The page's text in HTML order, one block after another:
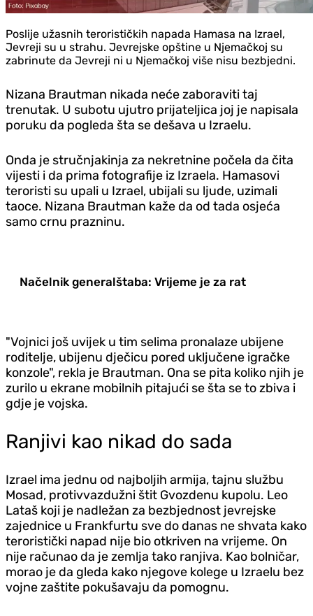
Poslije užasnih terorističkih napada Hamasa na Izrael,
Jevreji su u strahu. Jevrejske opštine u Njemačkoj su
zabrinute da Jevreji ni u Njemačkoj više nisu bezbjedni.
Nizana Brautman nikada neće zaboraviti taj
trenutak. U subotu ujutro prijateljica joj je napisala
poruku da pogleda šta se dešava u Izraelu.
Onda je stručnjakinja za nekretnine počela da čita
vijesti i da prima fotografije iz Izraela. Hamasovi
teroristi su upali u Izrael, ubijali su ljude, uzimali
taoce. Nizana Brautman kaže da od tada osjeća
samo crnu prazninu.
Načelnik generalštaba: Vrijeme je za rat
"Vojnici još uvijek u tim selima pronalaze ubijene
roditelje, ubijenu dječicu pored uključene igračke
konzole", rekla je Brautman. Ona se pita koliko njih je
zurilo u ekrane mobilnih pitajući se šta se to zbiva i
gdje je vojska.
Ranjivi kao nikad do sada
Izrael ima jednu od najboljih armija, tajnu službu
Mosad, protivvazdužni štit Gvozdenu kupolu. Leo
Lataš koji je nadležan za bezbjednost jevrejske
zajednice u Frankfurtu sve do danas ne shvata kako
teroristički napad nije bio otkriven na vrijeme. On
nije računao da je zemlja tako ranjiva. Kao bolničar,
morao je da gleda kako njegove kolege u Izraelu bez
vojne zaštite pokušavaju da pomognu.